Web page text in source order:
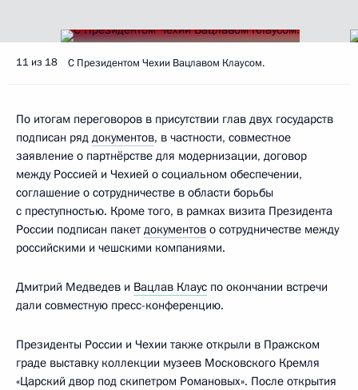
11 из 18 С Президентом Чехии Вацлавом Клаусом.
По итогам переговоров в присутствии глав двух государств
подписан ряд документов, в частности, совместное
заявление о партнёрстве для модернизации, договор
между Россией и Чехией о социальном обеспечении,
соглашение о сотрудничестве в области борьбы
с преступностью. Кроме того, в рамках визита Президента
России подписан пакет документов о сотрудничестве между
российскими и чешскими компаниями.
Дмитрий Медведев и Вацлав Клаус по окончании встречи
дали совместную пресс-конференцию.
Президенты России и Чехии также открыли в Пражском
граде выставку коллекции музеев Московского Кремля
«Царский двор под скипетром Романовых». После открытия